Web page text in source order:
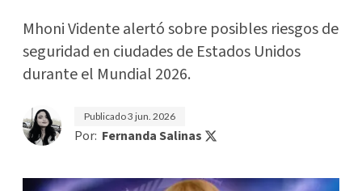
Mhoni Vidente alertó sobre posibles riesgos de
seguridad en ciudades de Estados Unidos
durante el Mundial 2026.
Publicado3 jun. 2026
Por: Fernanda Salinas